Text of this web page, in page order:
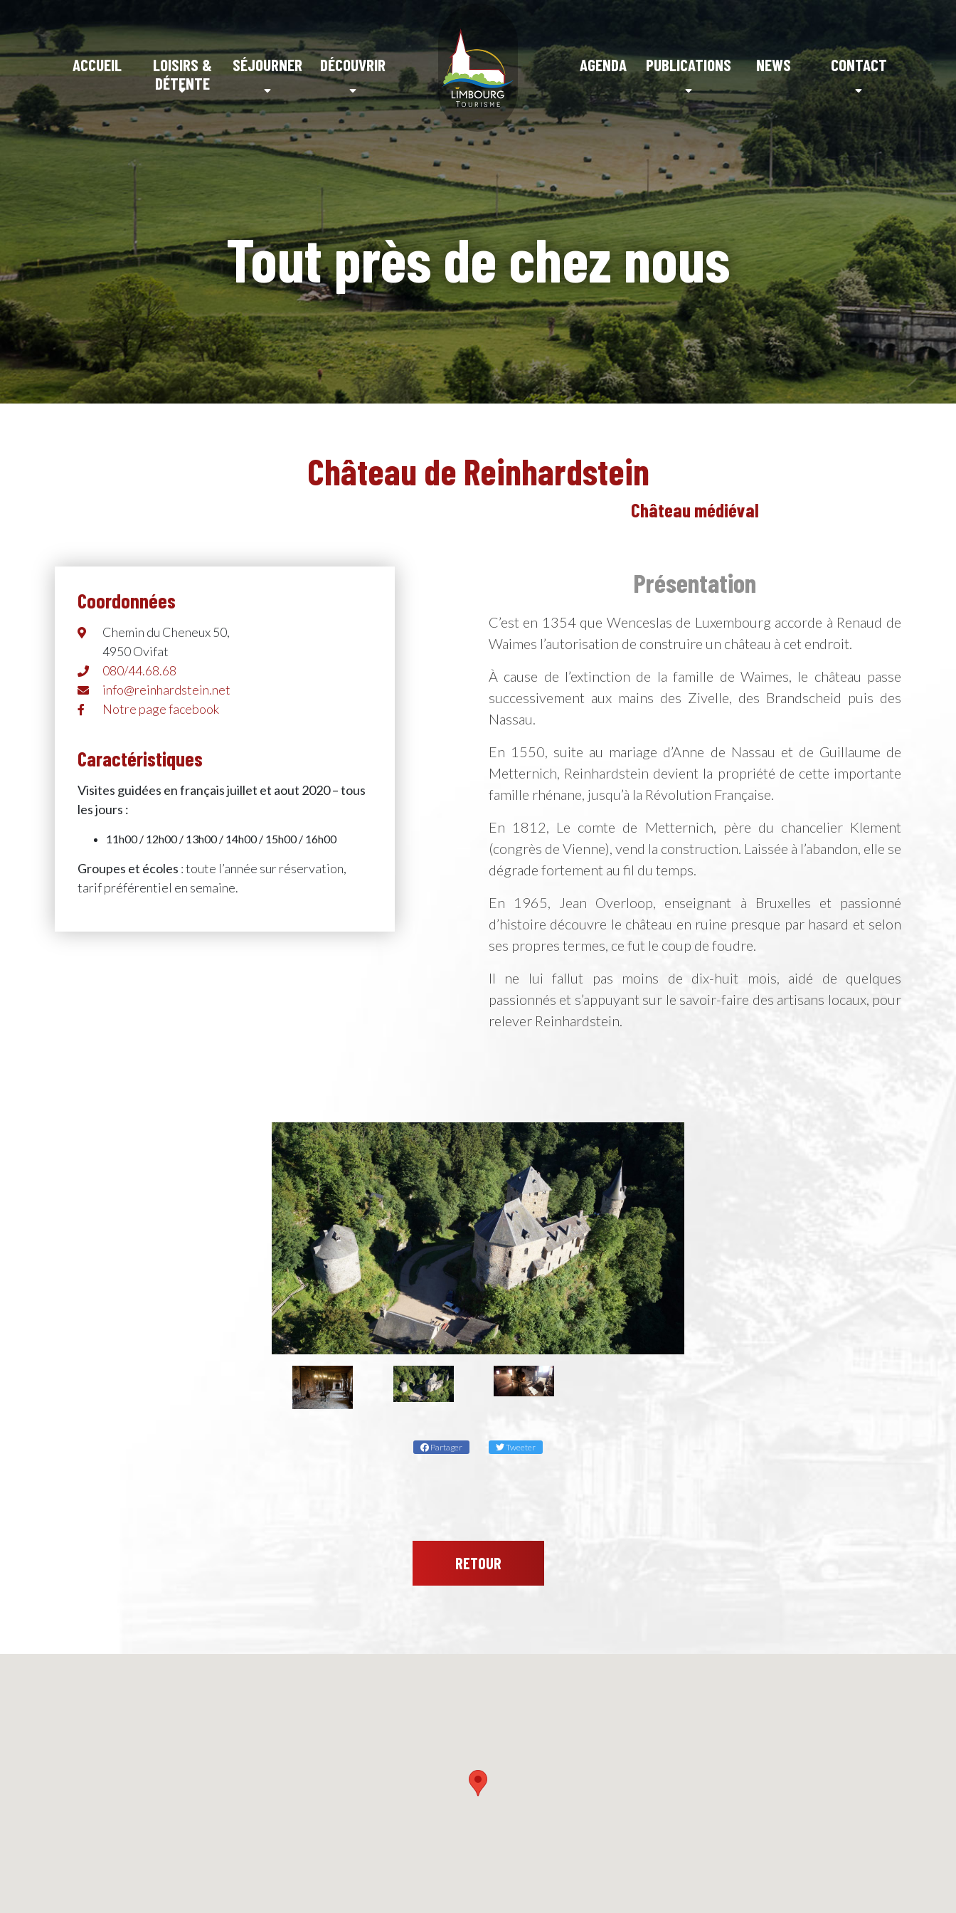
ACCUEIL
LOISIRS &
DÉTENTE
SÉJOURNER DÉCOUVRIR AGENDA PUBLICATIONS NEWS CONTACT
Tout près de chez nous
Château de Reinhardstein
Partager Tweeter
Château médiéval
Présentation
C’est en 1354 que Wenceslas de Luxembourg accorde à Renaud de
Waimes l’autorisation de construire un château à cet endroit.
À cause de l’extinction de la famille de Waimes, le château passe
successivement aux mains des Zivelle, des Brandscheid puis des
Nassau.
En 1550, suite au mariage d’Anne de Nassau et de Guillaume de
Metternich, Reinhardstein devient la propriété de cette importante
famille rhénane, jusqu’à la Révolution Française.
En 1812, Le comte de Metternich, père du chancelier Klement
(congrès de Vienne), vend la construction. Laissée à l’abandon, elle se
dégrade fortement au fil du temps.
En 1965, Jean Overloop, enseignant à Bruxelles et passionné
d’histoire découvre le château en ruine presque par hasard et selon
ses propres termes, ce fut le coup de foudre.
Il ne lui fallut pas moins de dix-huit mois, aidé de quelques
passionnés et s’appuyant sur le savoir-faire des artisans locaux, pour
relever Reinhardstein.
Coordonnées
Chemin du Cheneux 50,
4950 Ovifat
080/44.68.68
info@reinhardstein.net
Notre page facebook
Caractéristiques
Visites guidées en français juillet et aout 2020 – tous
les jours :
11h00 / 12h00 / 13h00 / 14h00 / 15h00 / 16h00
Groupes et écoles : toute l’année sur réservation,
tarif préférentiel en semaine.
RETOUR